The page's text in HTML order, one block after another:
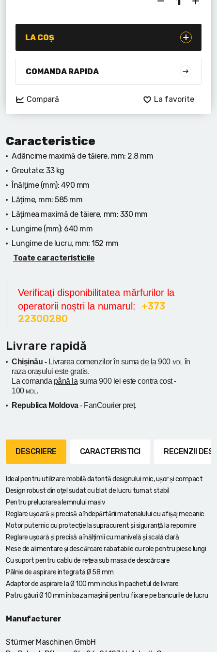
Seturi de scule cu acumulator
Acumulatoare si încărcătoare
Alte scule cu acumulator
Caracteristice
Adâncime maximă de tăiere, mm: 2.8 mm
Greutate: 33 kg
Înălțime (mm): 490 mm
Lățime, mm: 585 mm
Lățimea maximă de tăiere, mm: 330 mm
Lungime (mm): 640 mm
Lungime de lucru, mm: 152 mm
Toate caracteristicile
Verificați disponibilitatea mărfurilor la
operatorii noștri la numarul: +373
22300280
Livrare rapidă
Chișinău - Livrarea comenzilor în sumade la 900 MDL în
raza orașului este gratis.
La comanda până la suma 900 lei este contra cost -
100 MDL .
Republica Moldova- FanCourier preț.
LA COȘ
COMANDA RAPIDA
Compară La favorite
DESCRIERE CARACTERISTICI RECENZII
Ideal pentru utilizare mobilă datorită designului mic, ușor și compact
Design robust din oțel sudat cu blat de lucru turnat stabil
Pentru prelucrarea lemnului masiv
Reglare ușoară și precisă a îndepărtării materialului cu afișaj mecanic
Motor puternic cu protecție la supracurent și siguranță la repornire
Reglare ușoară și precisă a înălțimii cu manivelă și scală clară
Mese de alimentare și descărcare rabatabile cu role pentru piese lungi
Cu suport pentru cablu de rețea sub masa de descărcare
Pâlnie de aspirare integrată Ø 58 mm
Adaptor de aspirare la Ø 100 mm inclus în pachetul de livrare
Patru găuri Ø 10 mm în baza mașinii pentru fixare pe bancurile de lucru
Manufacturer
Stürmer Maschinen GmbH